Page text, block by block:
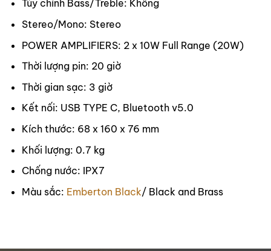
Tùy chỉnh Bass/Treble: Không
Stereo/Mono: Stereo
POWER AMPLIFIERS: 2 x 10W Full Range (20W)
Thời lượng pin: 20 giờ
Thời gian sạc: 3 giờ
Kết nối: USB TYPE C, Bluetooth v5.0
Kích thước: 68 x 160 x 76 mm
Khối lượng: 0.7 kg
Chống nước: IPX7
Màu sắc: Emberton Black/ Black and Brass